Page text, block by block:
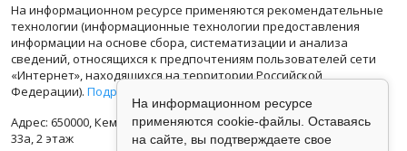
На информационном ресурсе применяются рекомендательные
технологии (информационные технологии предоставления
информации на основе сбора, систематизации и анализа
сведений, относящихся к предпочтениям пользователей сети
«Интернет», находящихся на территории Российской
Федерации). Подробная информация
Адрес: 650000, Кемеровская Область, г.Кемерово, ул.Кузбасская
33а, 2 этаж
На информационном ресурсе
применяются cookie-файлы. Оставаясь
на сайте, вы подтверждаете свое